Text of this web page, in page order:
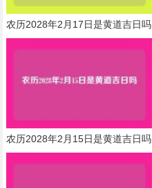
农历2028年2月17日是黄道吉日吗
农历2028年2月15日是黄道吉日吗